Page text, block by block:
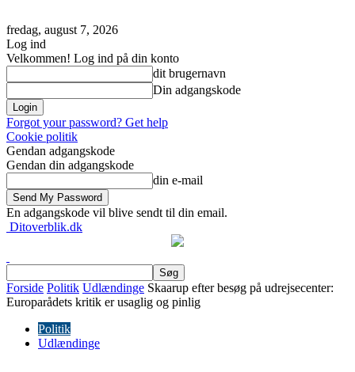
fredag, august 7, 2026
Log ind
Velkommen! Log ind på din konto
dit brugernavn
Din adgangskode
Forgot your password? Get help
Cookie politik
Gendan adgangskode
Gendan din adgangskode
din e-mail
En adgangskode vil blive sendt til din email.
Ditoverblik.dk
Forside Politik Udlændinge Skaarup efter besøg på udrejsecenter:
Europarådets kritik er usaglig og pinlig
Politik
Udlændinge